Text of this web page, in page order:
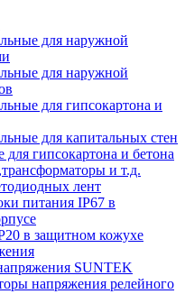
для наружной
для наружной
для гипсокартона и
для капитальных стен
гипсокартона и бетона
и т.д.
лент
питания IP67 в
в защитном кожухе
SUNTEK
напряжения релейного